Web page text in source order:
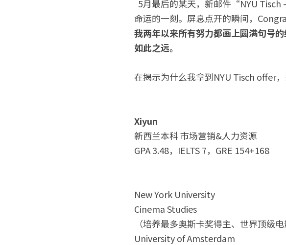
命运的一刻。屏息点开的瞬间，
我两年以来所有努力都画上圆满句号
如此之远。
在揭示为什么我拿到NYU Tisch offer
Xiyun
新西兰本科 市场营销&人力资源
GPA 3.48，IELTS 7，GRE 154+168
New York University
Cinema Studies
（培养最多奥斯卡奖得主、世界顶级电
University of Amsterdam